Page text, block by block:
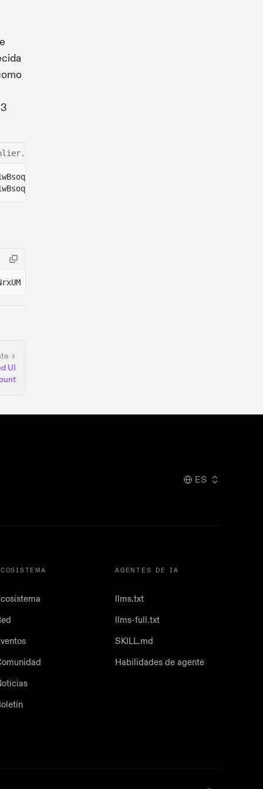
1.2 -- 1746470000 # 1.2
1.5 -- 1746471400
UI
ES
AGENTES DE IA
llms.txt
llms-full.txt
SKILL.md
Habilidades de agente